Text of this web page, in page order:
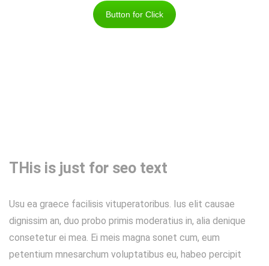
Button for Click
THis is just for seo text
Usu ea graece facilisis vituperatoribus. Ius elit causae
dignissim an, duo probo primis moderatius in, alia denique
consetetur ei mea. Ei meis magna sonet cum, eum
petentium mnesarchum voluptatibus eu, habeo percipit